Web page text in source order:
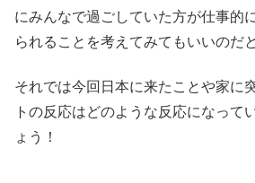
にみんなで過ごしていた方が仕事的
られることを考えてみてもいいのだ
それでは今回日本に来たことや家に
トの反応はどのような反応になって
ょう！